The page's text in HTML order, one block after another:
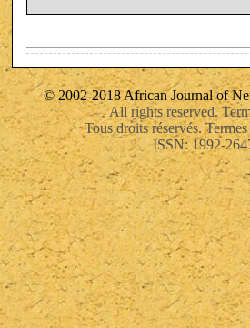
© 2002-2018 African Journal of
All rights reserved.
Tous droits réservés.
ISSN: 1992-